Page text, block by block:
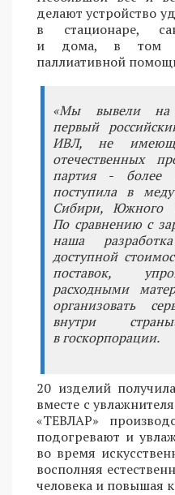
делают устройство
в стационаре,
и дома, в том
паллиативной
«Мы вывели на
первый
ИВЛ, не
отечественных
партия -
поступила в
Сибири, Южного
По сравнению с
наша
доступной
поставок,
расходными
организовать
внутри
в госкорпорации.
20 изделий
вместе с
«ТЕВЛАР»
подогревают и
во время
восполняя
человека и повышая